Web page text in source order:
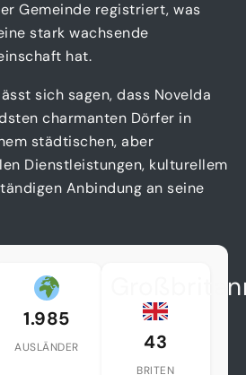
Gemeinde registriert, was
stark wachsende
hat.
sich sagen, dass Novelda
charmanten Dörfer in
städtischen, aber
Dienstleistungen, kulturellem
Anbindung an seine
1.985
AUSLÄNDER 43
BRITEN